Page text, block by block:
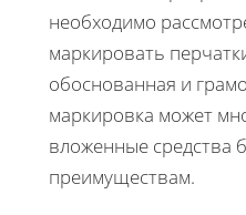
необходимо
маркировать
обоснованная и
маркировка может
вложенные средства
преимуществам.